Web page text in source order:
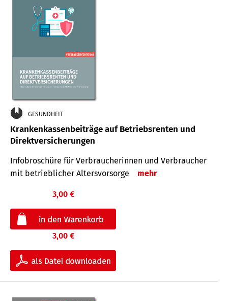
GESUNDHEIT
Krankenkassenbeiträge auf Betriebsrenten und
Direktversicherungen
Infobroschüre für Verbraucherinnen und Verbraucher
mit betrieblicher Altersvorsorge
mehr
3,00 €
3,00 €